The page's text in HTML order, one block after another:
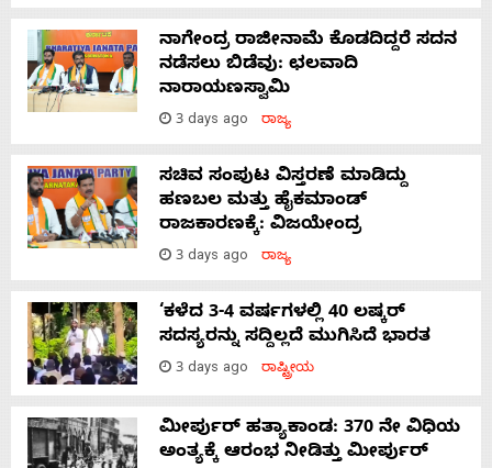
ನಾಗೇಂದ್ರ ರಾಜೀನಾಮೆ ಕೊಡದಿದ್ದರೆ ಸದನ
ನಡೆಸಲು ಬಿಡೆವು: ಛಲವಾದಿ
ನಾರಾಯಣಸ್ವಾಮಿ
3 days ago ರಾಜ್ಯ
ಸಚಿವ ಸಂಪುಟ ವಿಸ್ತರಣೆ ಮಾಡಿದ್ದು
ಹಣಬಲ ಮತ್ತು ಹೈಕಮಾಂಡ್
ರಾಜಕಾರಣಕ್ಕೆ: ವಿಜಯೇಂದ್ರ
3 days ago ರಾಜ್ಯ
‘ಕಳೆದ 3-4 ವರ್ಷಗಳಲ್ಲಿ 40 ಲಷ್ಕರ್
ಸದಸ್ಯರನ್ನು ಸದ್ದಿಲ್ಲದೆ ಮುಗಿಸಿದೆ ಭಾರತ
3 days ago ರಾಷ್ಟ್ರೀಯ
ಮೀರ್ಪುರ್ ಹತ್ಯಾಕಾಂಡ: 370 ನೇ ವಿಧಿಯ
ಅಂತ್ಯಕ್ಕೆ ಆರಂಭ ನೀಡಿತ್ತು ಮೀರ್ಪುರ್